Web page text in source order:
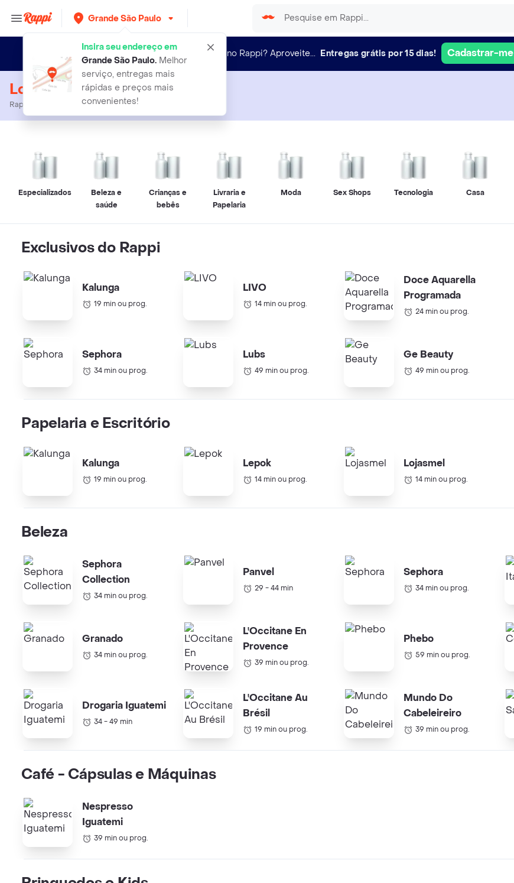
Grande São Paulo
Insira seu endereço em
Grande São Paulo.Melhor
serviço, entregas mais
rápidas e preços mais
convenientes!
Novo no Rappi? Aproveite... Entregas grátis por 15 dias! Cadastrar-me
Loja Online
Rappi Rappi Mall Delivery
Especializados
Beleza e
saúde
Crianças e
bebês
Livraria e
Papelaria
Moda Sex Shops Tecnologia Casa
Exclusivos do Rappi
Kalunga
19 min ou prog.
Sephora
34 min ou prog.
LIVO
14 min ou prog.
Lubs
49 min ou prog.
Doce Aquarella
Programada
24 min ou prog.
Ge Beauty
49 min ou prog.
Papelaria e Escritório
Kalunga
19 min ou prog.
Lepok
14 min ou prog.
Lojasmel
14 min ou prog.
Beleza
Sephora
Collection
34 min ou prog.
Granado
34 min ou prog.
Drogaria Iguatemi
34 - 49 min
Panvel
29 - 44 min
L'Occitane En
Provence
39 min ou prog.
L'Occitane Au
Brésil
19 min ou prog.
Sephora
34 min ou prog.
Phebo
59 min ou prog.
Mundo Do
Cabeleireiro
39 min ou prog.
Café - Cápsulas e Máquinas
Nespresso
Iguatemi
39 min ou prog.